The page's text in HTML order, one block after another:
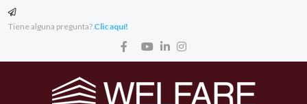
Tiene alguna pregunta? Clic aquí!